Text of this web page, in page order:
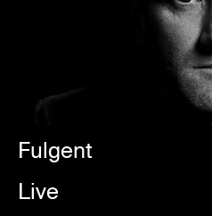
Fulgent
Live